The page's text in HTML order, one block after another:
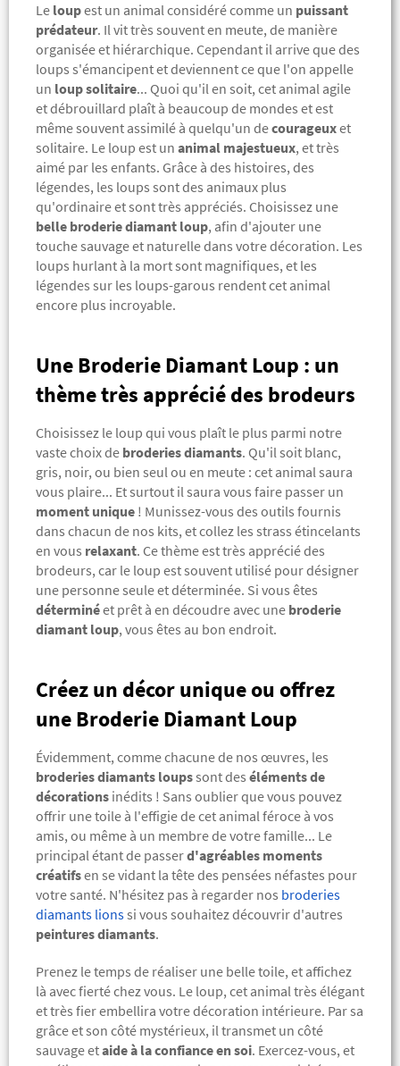
Le loupest un animal considéré comme un puissant
prédateur. Il vit très souvent en meute, de manière
organisée et hiérarchique. Cependant il arrive que des
loups s'émancipent et deviennent ce que l'on appelle
un loup solitaire... Quoi qu'il en soit, cet animal agile
et débrouillard plaît à beaucoup de mondes et est
même souvent assimilé à quelqu'un decourageuxet
solitaire. Le loup est un animal majestueux, et très
aimé par les enfants. Grâce à des histoires, des
légendes, les loups sont des animaux plus
qu'ordinaire et sont très appréciés. Choisissez une
belle broderie diamant loup, afin d'ajouter une
touche sauvage et naturelle dans votre décoration. Les
loups hurlant à la mort sont magnifiques, et les
légendes sur les loups-garous rendent cet animal
encore plus incroyable.
Une Broderie Diamant Loup : un
thème très apprécié des brodeurs
Choisissez le loup qui vous plaît le plus parmi notre
vaste choix de broderies diamants. Qu'il soit blanc,
gris, noir, ou bien seul ou en meute : cet animal saura
vous plaire... Et surtout il saura vous faire passer un
moment unique ! Munissez-vous des outils fournis
dans chacun de nos kits, et collez les strass étincelants
en vous relaxant. Ce thème est très apprécié des
brodeurs, car le loup est souvent utilisé pour désigner
une personne seule et déterminée. Si vous êtes
déterminéet prêt à en découdre avec une broderie
diamant loup, vous êtes au bon endroit.
Créez un décor unique ou offrez
une Broderie Diamant Loup
Évidemment, comme chacune de nos œuvres, les
broderies diamants loupssont des éléments de
décorations inédits ! Sans oublier que vous pouvez
offrir une toile à l'effigie de cet animal féroce à vos
amis, ou même à un membre de votre famille... Le
principal étant de passerd'agréables moments
créatifsen se vidant la tête des pensées néfastes pour
votre santé. N'hésitez pas à regarder nos broderies
diamants lionssi vous souhaitez découvrir d'autres
peintures diamants.
Prenez le temps de réaliser une belle toile, et affichez
là avec fierté chez vous. Le loup, cet animal très élégant
et très fier embellira votre décoration intérieure. Par sa
grâce et son côté mystérieux, il transmet un côté
sauvage etaide à la confiance en soi. Exercez-vous, et